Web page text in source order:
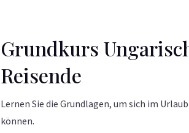
Grundkurs
Reisende
Lernen Sie die Grundlagen, um sich im
können.